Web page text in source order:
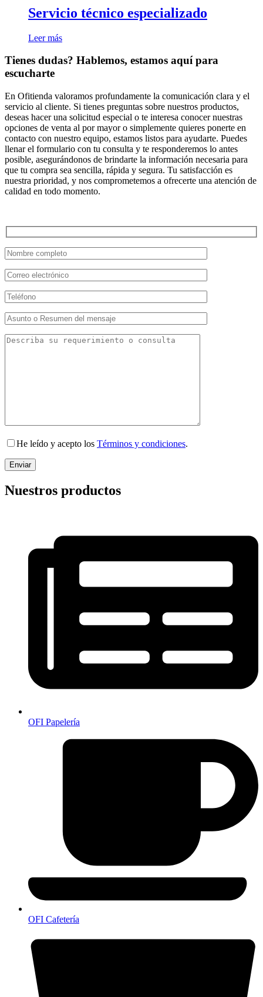
Servicio técnico especializado
Leer más
Tienes dudas? Hablemos, estamos aquí para
escucharte
En Ofitienda valoramos profundamente la comunicación clara y el
servicio al cliente. Si tienes preguntas sobre nuestros productos,
deseas hacer una solicitud especial o te interesa conocer nuestras
opciones de venta al por mayor o simplemente quieres ponerte en
contacto con nuestro equipo, estamos listos para ayudarte. Puedes
llenar el formulario con tu consulta y te responderemos lo antes
posible, asegurándonos de brindarte la información necesaria para
que tu compra sea sencilla, rápida y segura. Tu satisfacción es
nuestra prioridad, y nos comprometemos a ofrecerte una atención de
calidad en todo momento.
He leído y acepto los Términos y condiciones.
Nuestros productos
OFI Papelería
OFI Cafetería